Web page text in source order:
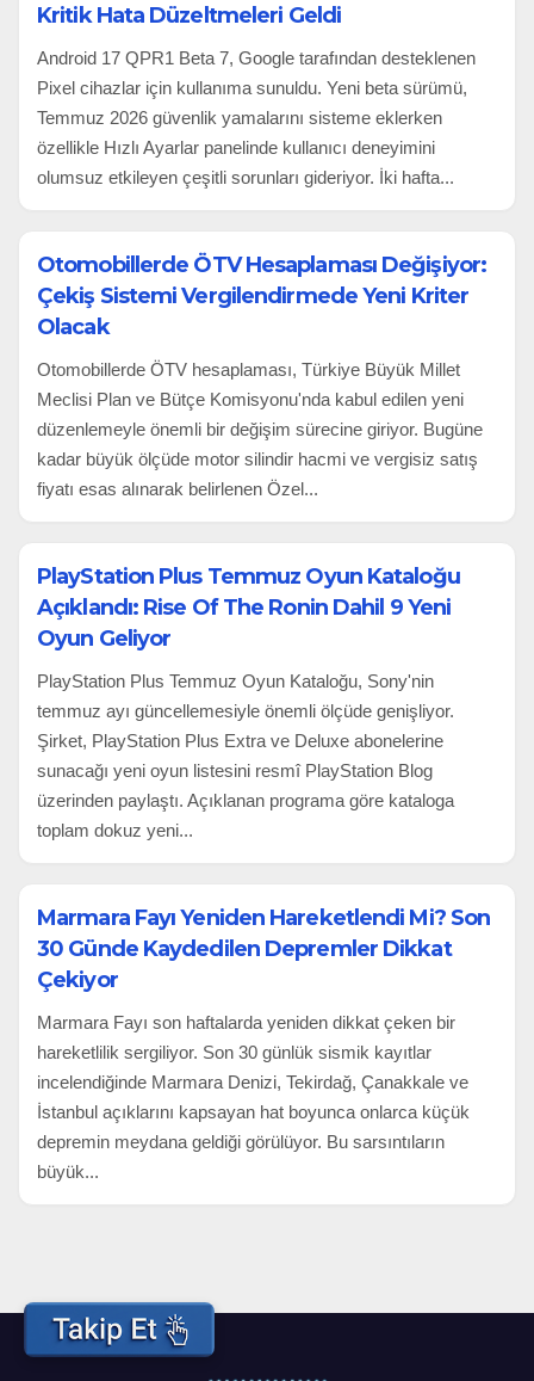
Kritik Hata Düzeltmeleri Geldi
Android 17 QPR1 Beta 7, Google tarafından desteklenen
Pixel cihazlar için kullanıma sunuldu. Yeni beta sürümü,
Temmuz 2026 güvenlik yamalarını sisteme eklerken
özellikle Hızlı Ayarlar panelinde kullanıcı deneyimini
olumsuz etkileyen çeşitli sorunları gideriyor. İki hafta...
Otomobillerde ÖTV Hesaplaması Değişiyor:
Çekiş Sistemi Vergilendirmede Yeni Kriter
Olacak
Otomobillerde ÖTV hesaplaması, Türkiye Büyük Millet
Meclisi Plan ve Bütçe Komisyonu'nda kabul edilen yeni
düzenlemeyle önemli bir değişim sürecine giriyor. Bugüne
kadar büyük ölçüde motor silindir hacmi ve vergisiz satış
fiyatı esas alınarak belirlenen Özel...
PlayStation Plus Temmuz Oyun Kataloğu
Açıklandı: Rise Of The Ronin Dahil 9 Yeni
Oyun Geliyor
PlayStation Plus Temmuz Oyun Kataloğu, Sony'nin
temmuz ayı güncellemesiyle önemli ölçüde genişliyor.
Şirket, PlayStation Plus Extra ve Deluxe abonelerine
sunacağı yeni oyun listesini resmî PlayStation Blog
üzerinden paylaştı. Açıklanan programa göre kataloga
toplam dokuz yeni...
Marmara Fayı Yeniden Hareketlendi Mi? Son
30 Günde Kaydedilen Depremler Dikkat
Çekiyor
Marmara Fayı son haftalarda yeniden dikkat çeken bir
hareketlilik sergiliyor. Son 30 günlük sismik kayıtlar
incelendiğinde Marmara Denizi, Tekirdağ, Çanakkale ve
İstanbul açıklarını kapsayan hat boyunca onlarca küçük
depremin meydana geldiği görülüyor. Bu sarsıntıların
büyük...